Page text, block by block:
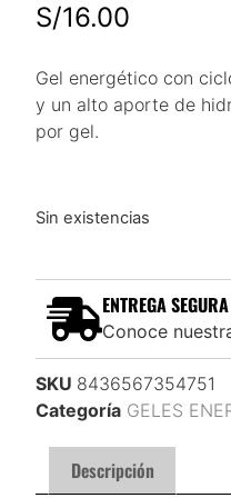
S/16.00
Gel energético con
y un alto aporte de
por gel.
Sin existencias
ENTREGA SEGURA
Conoce
SKU 8436567354751
Categoría GELES
Descripción